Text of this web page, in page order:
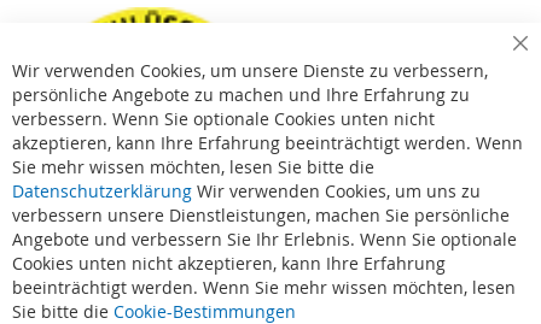
Suchbegriffe
Wir verwenden Cookies, um unsere Dienste zu verbessern,
persönliche Angebote zu machen und Ihre Erfahrung zu
verbessern. Wenn Sie optionale Cookies unten nicht
akzeptieren, kann Ihre Erfahrung beeinträchtigt werden. Wenn
Sie mehr wissen möchten, lesen Sie bitte die
Datenschutzerklärung Wir verwenden Cookies, um uns zu
verbessern unsere Dienstleistungen, machen Sie persönliche
Angebote und verbessern Sie Ihr Erlebnis. Wenn Sie optionale
Cookies unten nicht akzeptieren, kann Ihre Erfahrung
beeinträchtigt werden. Wenn Sie mehr wissen möchten, lesen
Sie bitte die Cookie-Bestimmungen